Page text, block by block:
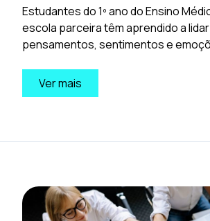
Estudantes do 1º ano do Ensino
escola parceira têm aprendido a
pensamentos, sentimentos e
Ver mais